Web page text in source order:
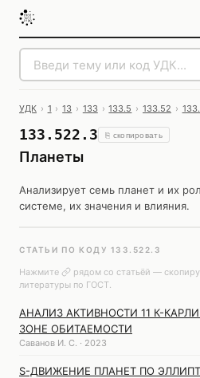
УДК › 1 › 13 › 133 › 133.5 › 133.52 ›
133.522.3 ⎘ скопировать
Планеты
Анализирует семь планет и их
системе, их значения и влияния.
СТАТЬИ ПО КОДУ 133.522.3
Нажмите
рядом со статьёй —
литературы по ГОСТ.
АНАЛИЗ АКТИВНОСТИ 11 К-
ЗОНЕ ОБИТАЕМОСТИ
Саванов И. С. · 2023
S-ДВИЖЕНИЕ ПЛАНЕТ ПО